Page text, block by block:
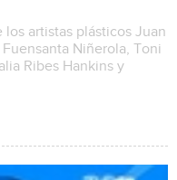
artistas plásticos Juan
Niñerola, Toni
Ribes Hankins y